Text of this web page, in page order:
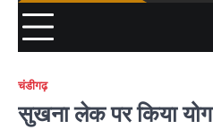
चंडीगढ़
सुखना लेक पर किया योग